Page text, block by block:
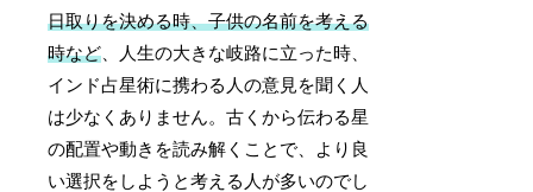
日取りを決める時、子供の名前を考える
時など 、人生の大きな岐路に立った時、
インド占星術に携わる人の意見を聞く人
は少なくありません。古くから伝わる星
の配置や動きを読み解くことで、より良
い選択をしようと考える人が多いのでし